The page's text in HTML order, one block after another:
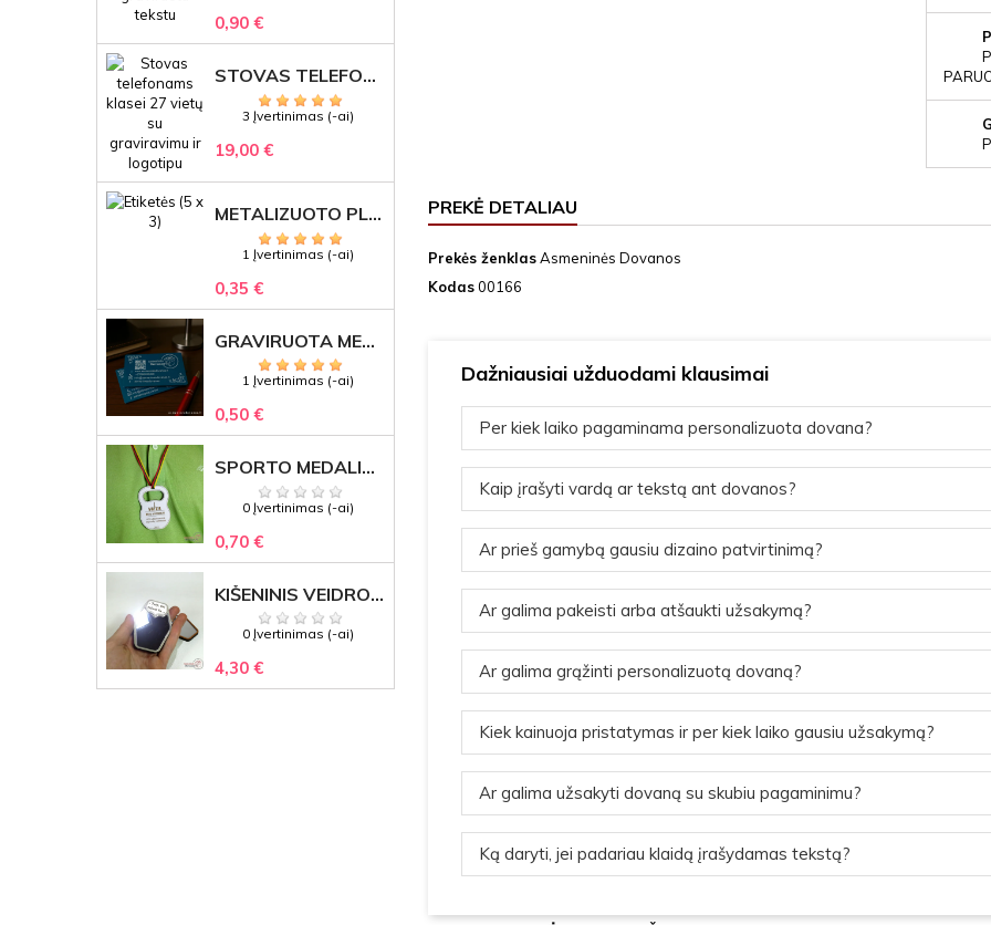
0,90 €
STOVAS TELEFONAMS KLASEI (27 VIETOS) – GRAVIRUOJAMAS ORGANIZATORIUS
3 Įvertinimas (-ai)
19,00 €
METALIZUOTO PLASTIKO ETIKETĖS SU GRAVIRUOTU TEKSTU -LOGOTIPU
1 Įvertinimas (-ai)
0,35 €
GRAVIRUOTA METALINĖ VIZITINĖ KORTELĖ SU LOGOTIPU – REPREZENTACINĖ VERSLO DOVANA
1 Įvertinimas (-ai)
0,50 €
SPORTO MEDALIS "STIPRUOLIS" SU GRAVIRUOTU TEKSTU
0 Įvertinimas (-ai)
0,70 €
KIŠENINIS VEIDRODĖLIS
0 Įvertinimas (-ai)
4,30 €
PREKĖ DETALIAU
Prekės ženklasAsmeninės Dovanos
Kodas00166
Dažniausiai užduodami klausimai
Per kiek laiko pagaminama personalizuota dovana?
Kaip įrašyti vardą ar tekstą ant dovanos?
Ar prieš gamybą gausiu dizaino patvirtinimą?
Ar galima pakeisti arba atšaukti užsakymą?
Ar galima grąžinti personalizuotą dovaną?
Kiek kainuoja pristatymas ir per kiek laiko gausiu užsakymą?
Ar galima užsakyti dovaną su skubiu pagaminimu?
Ką daryti, jei padariau klaidą įrašydamas tekstą?